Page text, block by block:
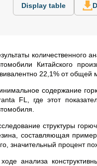
Display table
количественного
Китайского
22,1% от общей
содержание
FL, где этот
структуры
составляющая
значительный процент
анализа